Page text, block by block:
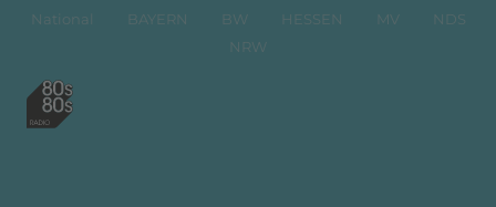
National BAYERN BW HESSEN MV
NDS
NRW